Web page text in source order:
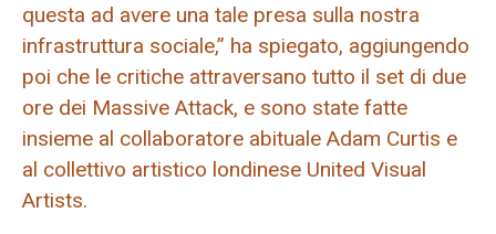
questa ad avere una tale presa sulla nostra
infrastruttura sociale,” ha spiegato, aggiungendo
poi che le critiche attraversano tutto il set di due
ore dei Massive Attack, e sono state fatte
insieme al collaboratore abituale Adam Curtis e
al collettivo artistico londinese United Visual
Artists.